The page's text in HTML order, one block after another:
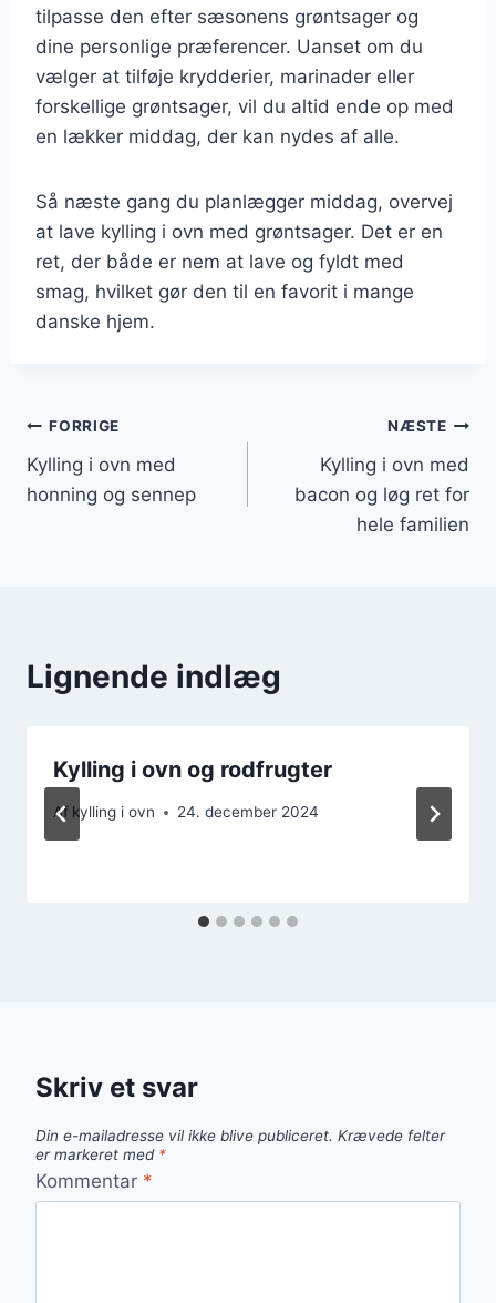
tilpasse den efter sæsonens grøntsager og
dine personlige præferencer. Uanset om du
vælger at tilføje krydderier, marinader eller
forskellige grøntsager, vil du altid ende op med
en lækker middag, der kan nydes af alle.
Så næste gang du planlægger middag, overvej
at lave kylling i ovn med grøntsager. Det er en
ret, der både er nem at lave og fyldt med
smag, hvilket gør den til en favorit i mange
danske hjem.
Indlægsnavigation
FORRIGE
Kylling i ovn med
honning og sennep
NÆSTE
Kylling i ovn med
bacon og løg ret for
hele familien
Lignende indlæg
Kylling i ovn og rodfrugter
Af kylling i ovn 24. december 2024
Skriv et svar
Din e-mailadresse vil ikke blive publiceret. Krævede felter
er markeret med *
Kommentar *